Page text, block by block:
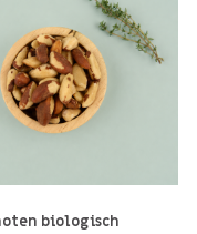
biologisch